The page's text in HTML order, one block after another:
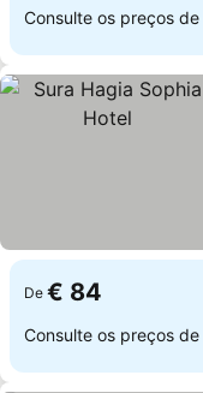
Consulte os preços de
De € 84
Consulte os preços de